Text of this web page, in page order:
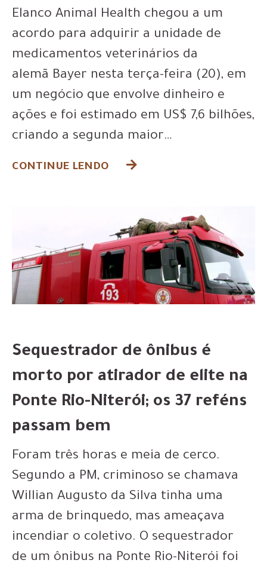
Elanco Animal Health chegou a um
acordo para adquirir a unidade de
medicamentos veterinários da
alemã Bayer nesta terça-feira (20), em
um negócio que envolve dinheiro e
ações e foi estimado em US$ 7,6 bilhões,
criando a segunda maior…
CONTINUE LENDO
Sequestrador de ônibus é
morto por atirador de elite na
Ponte Rio-Niterói; os 37 reféns
passam bem
Foram três horas e meia de cerco.
Segundo a PM, criminoso se chamava
Willian Augusto da Silva tinha uma
arma de brinquedo, mas ameaçava
incendiar o coletivo. O sequestrador
de um ônibus na Ponte Rio-Niterói foi